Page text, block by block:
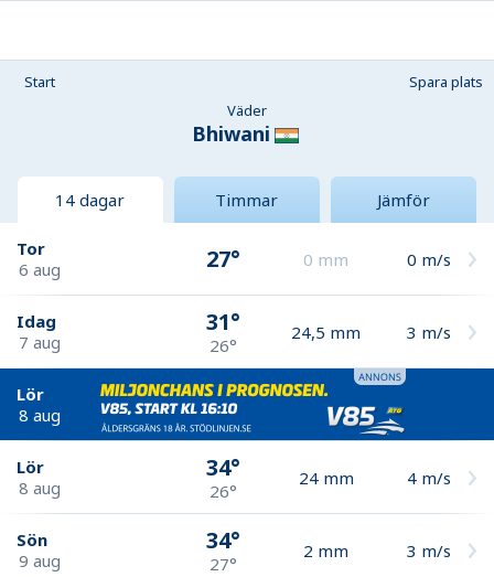
Start
Spara plats
Väder
Bhiwani
14 dagar Timmar Jämför
Tor
6 aug
27° 0 mm 0 m/s
Idag
7 aug
31°
26°
24,5 mm 3 m/s
Lör
8 aug
Lör
8 aug
34°
26°
24 mm 4 m/s
Sön
9 aug
34°
27°
2 mm 3 m/s